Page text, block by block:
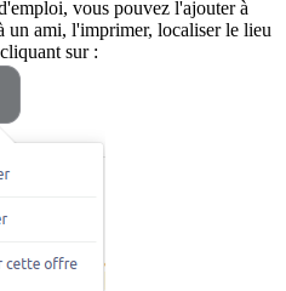
vous pouvez l'ajouter à
un ami, l'imprimer, localiser le lieu
sur :